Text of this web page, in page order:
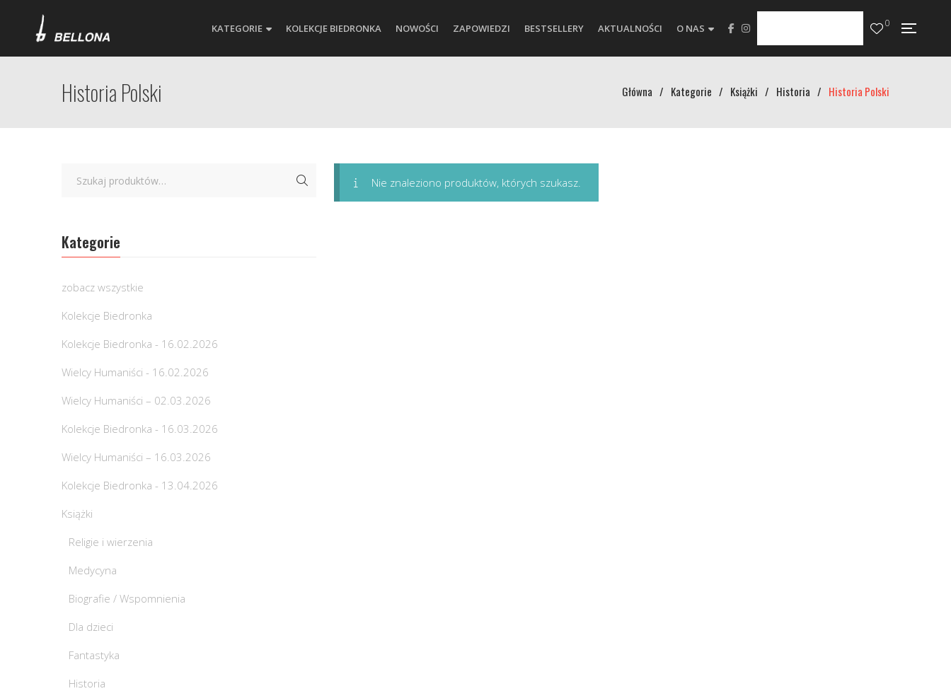
KATEGORIE KOLEKCJE BIEDRONKA NOWOŚCI ZAPOWIEDZI BESTSELLERY AKTUALNOŚCI O NAS 0
Historia Polski Główna / Kategorie / Książki / Historia / Historia Polski
Nie znaleziono produktów, których szukasz.
Kategorie
zobacz wszystkie
Kolekcje Biedronka
Kolekcje Biedronka - 16.02.2026
Wielcy Humaniści - 16.02.2026
Wielcy Humaniści – 02.03.2026
Kolekcje Biedronka - 16.03.2026
Wielcy Humaniści – 16.03.2026
Kolekcje Biedronka - 13.04.2026
Książki
Religie i wierzenia
Medycyna
Biografie / Wspomnienia
Dla dzieci
Fantastyka
Historia